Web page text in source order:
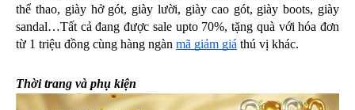
thể thao, giày hở gót, giày lười, giày cao gót, giày boots, giày
sandal…Tất cả đang được sale upto 70%, tặng quà với hóa đơn
từ 1 triệu đồng cùng hàng ngàn mã giảm giá thú vị khác.
Thời trang và phụ kiện